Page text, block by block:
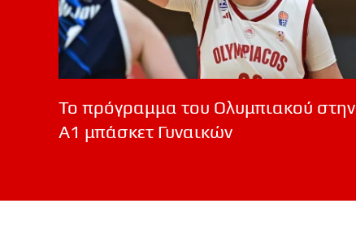
Το πρόγραμμα του Ολυμπιακού στην
Α1 μπάσκετ Γυναικών